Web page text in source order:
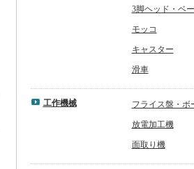
3脚ヘッド・ベ
モッコ
キャスター
滑車
工作機械 フライス盤・ボ
放電加工機
面取り機